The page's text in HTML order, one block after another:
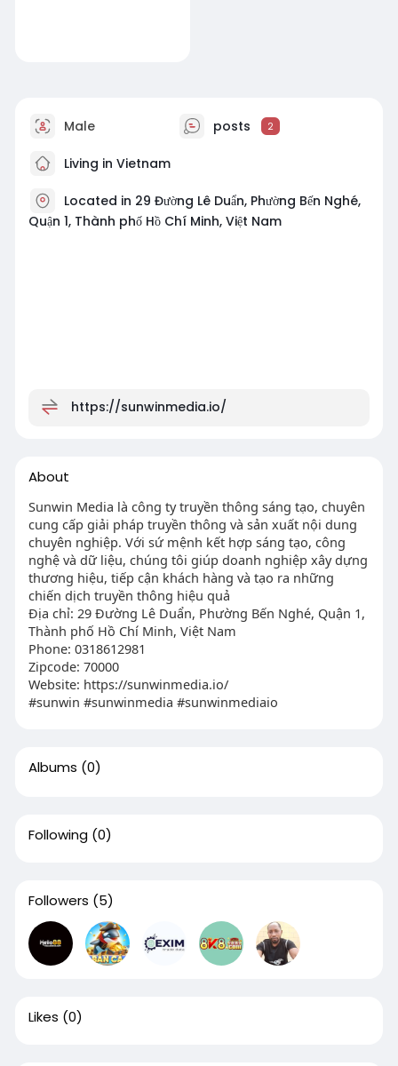
Male posts 2
Living in Vietnam
Located in 29 Đường Lê Duẩn, Phường Bến Nghé,
Quận 1, Thành phố Hồ Chí Minh, Việt Nam
https://sunwinmedia.io/
About
Sunwin Media là công ty truyền thông sáng tạo, chuyên
cung cấp giải pháp truyền thông và sản xuất nội dung
chuyên nghiệp. Với sứ mệnh kết hợp sáng tạo, công
nghệ và dữ liệu, chúng tôi giúp doanh nghiệp xây dựng
thương hiệu, tiếp cận khách hàng và tạo ra những
chiến dịch truyền thông hiệu quả
Địa chỉ: 29 Đường Lê Duẩn, Phường Bến Nghé, Quận 1,
Thành phố Hồ Chí Minh, Việt Nam
Phone: 0318612981
Zipcode: 70000
Website: https://sunwinmedia.io/
#sunwin #sunwinmedia #sunwinmediaio
Albums (0)
Following (0)
Followers (5)
Likes (0)